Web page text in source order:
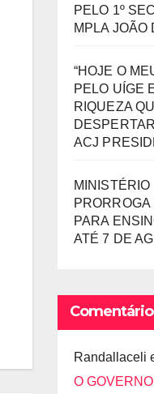
PELO 1º
MPLA JOÃO
“HOJE O
PELO UÍGE
RIQUEZA
ACJ
PARA
ATÉ 7 DE
Randallaceli
O